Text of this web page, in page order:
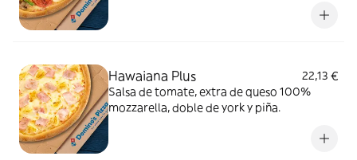
Hawaiana Plus
22,13 €
Salsa de tomate, extra de queso 100%
mozzarella, doble de york y piña.